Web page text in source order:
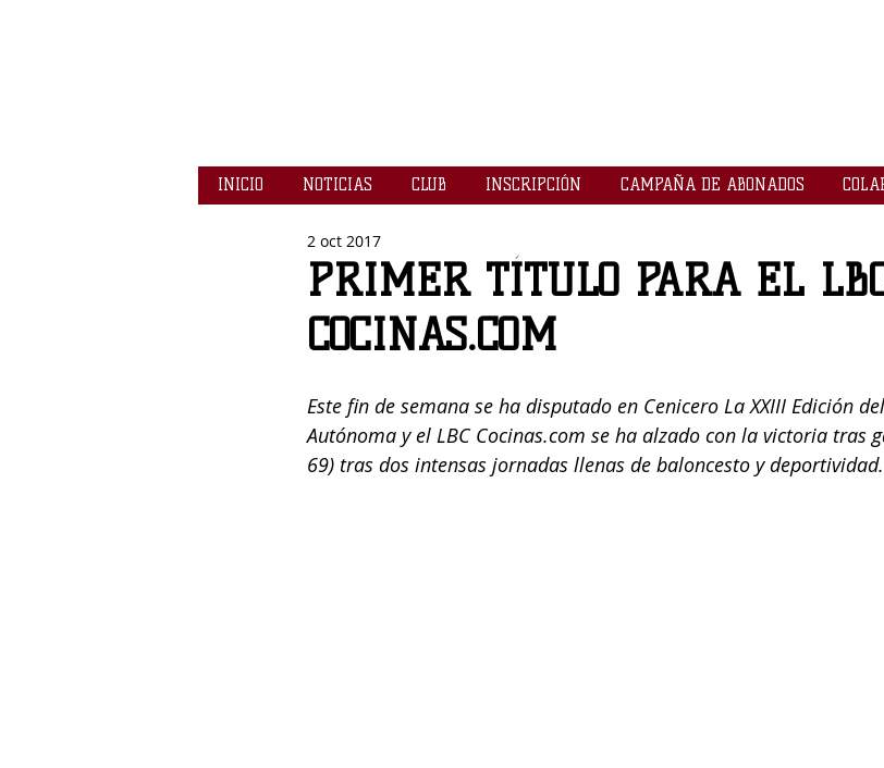
INICIO NOTICIAS CLUB INSCRIPCIÓN CAMPAÑA DE ABONADOS
PRIMER TÍTULO PARA EL
COCINAS.COM
2 oct 2017
Este fin de semana se ha disputado en Cenicero La XXIII Edición
Autónoma y el LBC Cocinas.com se ha alzado con la victoria tras
69) tras dos intensas jornadas llenas de baloncesto y deportividad.